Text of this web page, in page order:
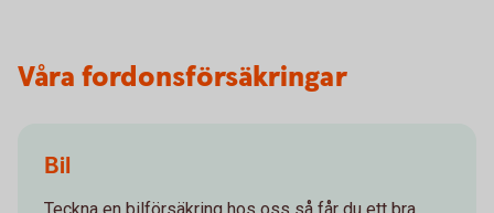
Våra fordonsförsäkringar
Bil